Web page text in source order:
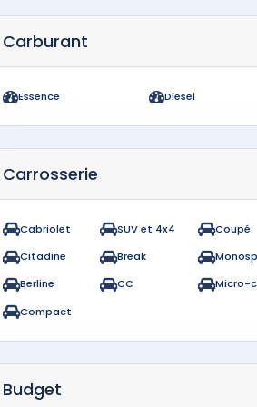
Carburant
Essence Diesel
Carrosserie
Cabriolet SUV et 4x4
Coupé
Citadine
Break
Berline
CC
Micro-
Compact
Budget